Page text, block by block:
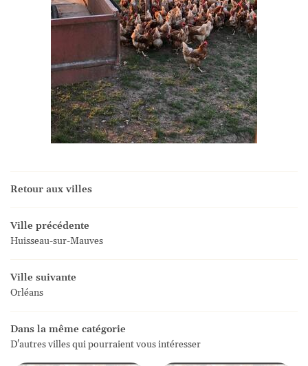
Retour aux villes
Ville précédente
Huisseau-sur-Mauves
Ville suivante
Orléans
Dans la même catégorie
D'autres villes qui pourraient vous intéresser